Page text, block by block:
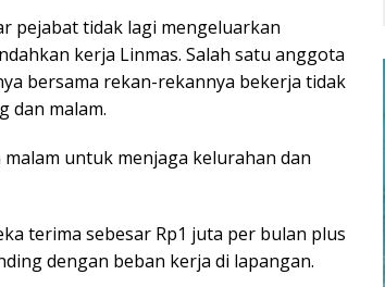
pejabat tidak lagi mengeluarkan
kerja Linmas. Salah satu anggota
bersama rekan-rekannya bekerja tidak
dan malam.
untuk menjaga kelurahan dan
terima sebesar Rp1 juta per bulan plus
dengan beban kerja di lapangan.